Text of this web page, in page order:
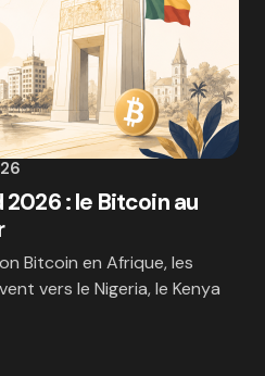
: le Bitcoin au
Bitcoin en Afrique, les
vers le Nigeria, le Kenya